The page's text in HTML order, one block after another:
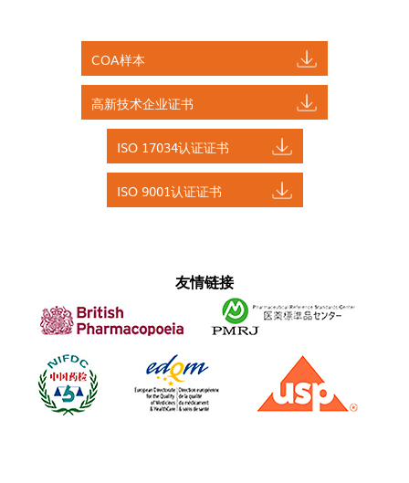
COA样本
高新技术企业证书
ISO 17034认证证书
ISO 9001认证证书
友情链接